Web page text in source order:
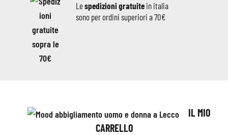
Lespedizioni gratuite in italia
sono per ordini superiori a 70€
IL MIO
CARRELLO